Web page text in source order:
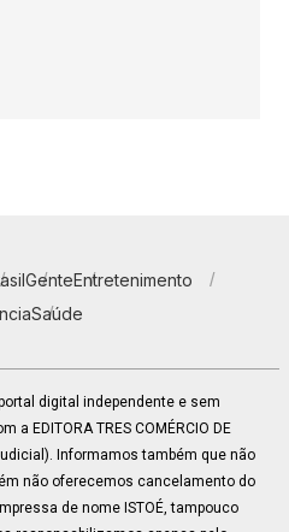
GenteEntretenimento
Saúde
portal digital independente e sem
EDITORA TRES COMÉRCIO DE
judicial). Informamos também que não
não oferecemos cancelamento do
de nome ISTOÉ, tampouco